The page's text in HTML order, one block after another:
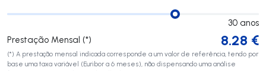
30 anos
Prestação Mensal (*)
8.28 €
(*) A prestação mensal indicada corresponde a um valor de referência, tendo por
base uma taxa variável (Euribor a 6 meses), não dispensando uma análise